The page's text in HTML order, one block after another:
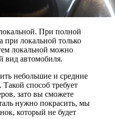
При полной
при локальной только
локальной можно
вид автомобиля.
небольшие и средние
способ требует
зато вы сможете
нужно покрасить, мы
который не будет